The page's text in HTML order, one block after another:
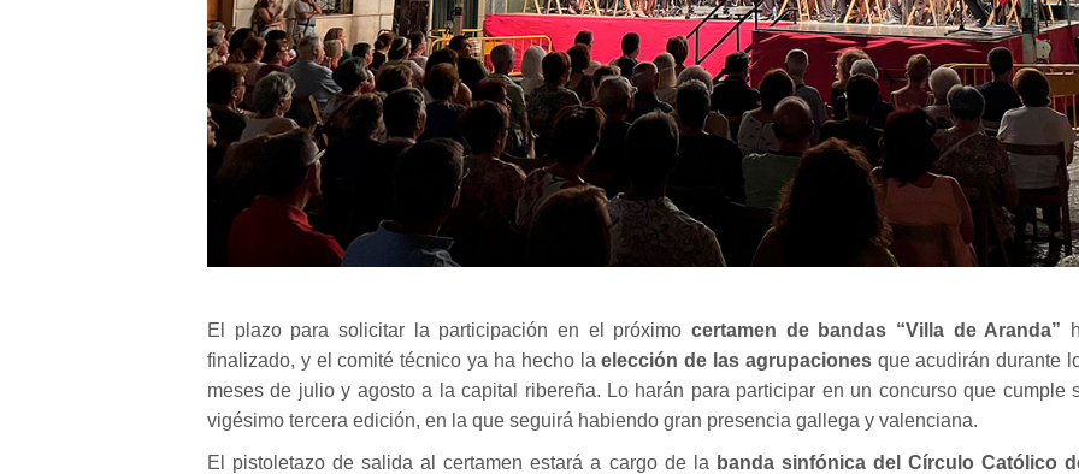
El plazo para solicitar la participación en el próximo certamen de bandas “Villa de Aranda”
finalizado, y el comité técnico ya ha hecho laelección de las agrupacionesque acudirán durante
meses de julio y agosto a la capital ribereña. Lo harán para participar en un concurso que cumple
vigésimo tercera edición, en la que seguirá habiendo gran presencia gallega y valenciana.
El pistoletazo de salida al certamen estará a cargo de la banda sinfónica del Círculo Católico